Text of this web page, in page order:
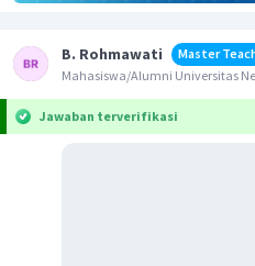
B. Rohmawati
Master
Mahasiswa/Alumni Universitas
Jawaban terverifikasi